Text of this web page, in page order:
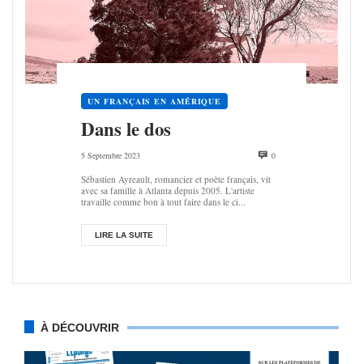
UN FRANÇAIS EN AMÉRIQUE
Dans le dos
5 Septembre 2023 0
Sébastien Ayreault, romancier et poète français, vit
avec sa famille à Atlanta depuis 2005. L'artiste
travaille comme bon à tout faire dans le ci...
LIRE LA SUITE
À DÉCOUVRIR